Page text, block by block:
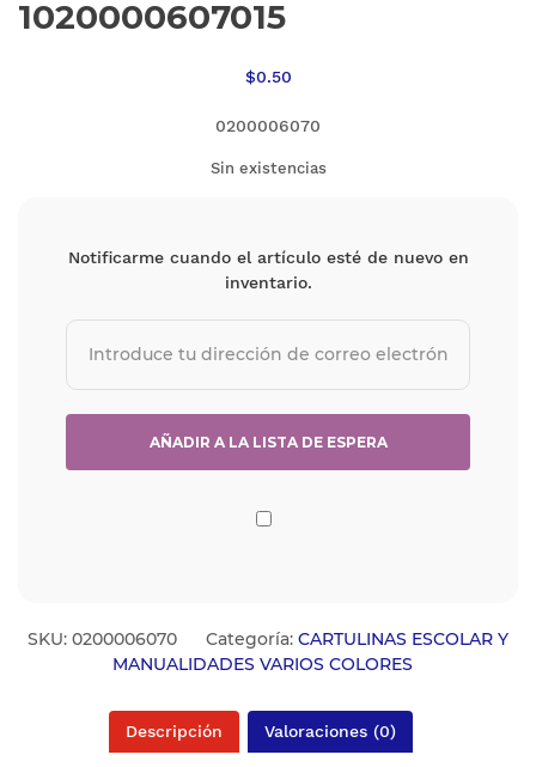
1020000607015
$0.50
0200006070
Sin existencias
Notificarme cuando el artículo esté de nuevo en
inventario.
SKU: 0200006070 Categoría: CARTULINAS ESCOLAR Y
MANUALIDADES VARIOS COLORES
Descripción Valoraciones (0)